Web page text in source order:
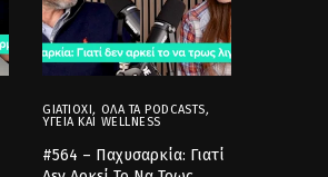
GIATIOXI, ΌΛΑ ΤΑ PODCASTS,
ΥΓΕΊΑ ΚΑΙ WELLNESS
#564 – Παχυσαρκία: Γιατί